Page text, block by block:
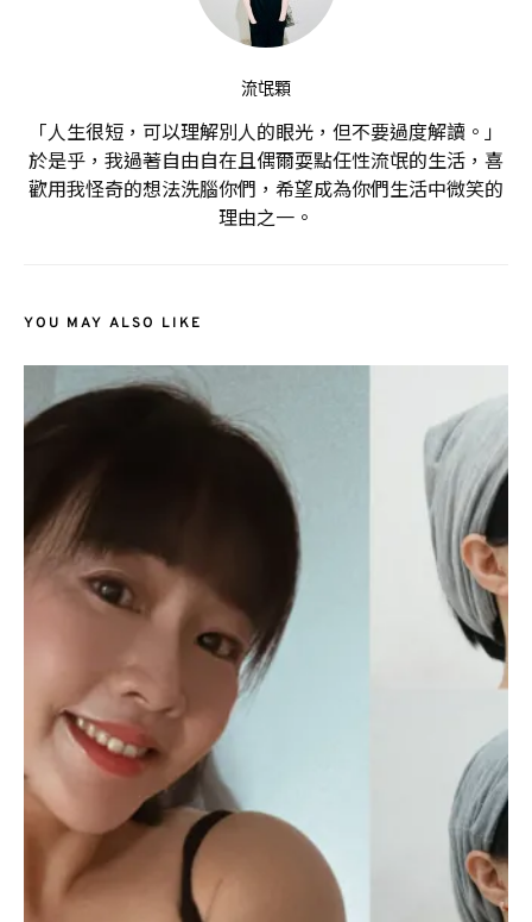
流氓顆
「人生很短，可以理解別人的眼光，但不要過度解讀。」
於是乎，我過著自由自在且偶爾耍點任性流氓的生活，喜
歡用我怪奇的想法洗腦你們，希望成為你們生活中微笑的
理由之一。
YOU MAY ALSO LIKE